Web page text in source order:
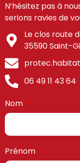
N’hésitez pas à
serions ravies de
Le clos route
35590 Saint-
06 49 11 43 64
Nom
Prénom